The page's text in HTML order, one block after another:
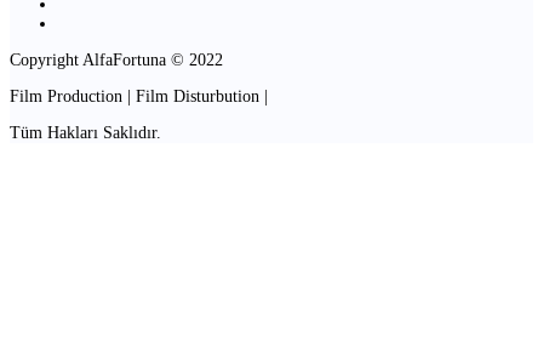
Copyright AlfaFortuna © 2022
Film Production | Film Disturbution |
Tüm Hakları Saklıdır.